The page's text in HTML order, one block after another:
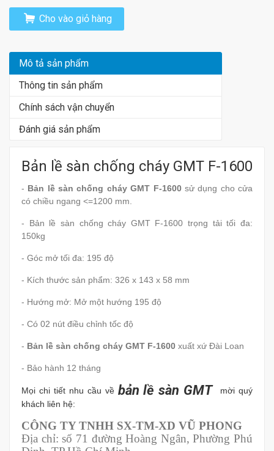
Cho vào giỏ hàng
Mô tả sản phẩm
Thông tin sản phẩm
Chính sách vận chuyển
Đánh giá sản phẩm
Bản lề sàn chống cháy GMT F-1600
- Bản lề sàn chống cháy GMT F-1600 sử dụng cho cửa
có chiều ngang <=1200 mm.
- Bản lề sàn chống cháy GMT F-1600 trọng tải tối đa:
150kg
- Góc mở tối đa: 195 độ
- Kích thước sản phẩm: 326 x 143 x 58 mm
- Hướng mở: Mở một hướng 195 độ
- Có 02 nút điều chỉnh tốc độ
- Bản lề sàn chống cháy GMT F-1600 xuất xứ Đài Loan
- Bảo hành 12 tháng
Mọi chi tiết nhu cầu về bản lề sàn GMT
mời quý
khách liên hệ:
CÔNG TY TNHH SX-TM-XD VŨ PHONG
Địa chỉ: số 71 đường Hoàng Ngân, Phường Phú